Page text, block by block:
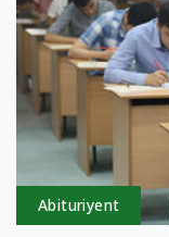
Abituriyent